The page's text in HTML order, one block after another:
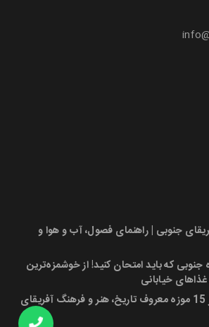
جنوبی | راهنمای فصول، آب و هوا و
جنوبی که باید امتحان کنید! از خوشمزه‌ترین
خیابانی
راهنمای کامل بازدید از 15 موزه معروف تاریخ، هنر و فرهنگ آفریقای